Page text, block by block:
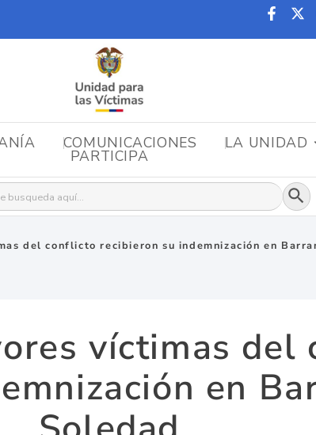
COMUNICACIONES LA UNIDAD
PARTICIPA
del conflicto recibieron su indemnización en
víctimas del
en